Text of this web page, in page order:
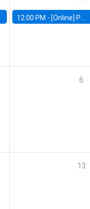
12:00 PM - [Online] Pablo Slutzky, University of Maryland
6
13